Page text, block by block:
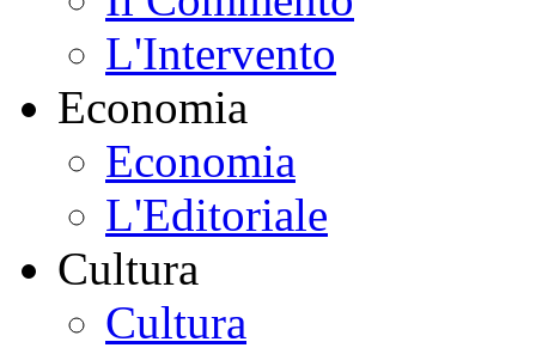
L'Intervento
Economia
Economia
L'Editoriale
Cultura
Cultura